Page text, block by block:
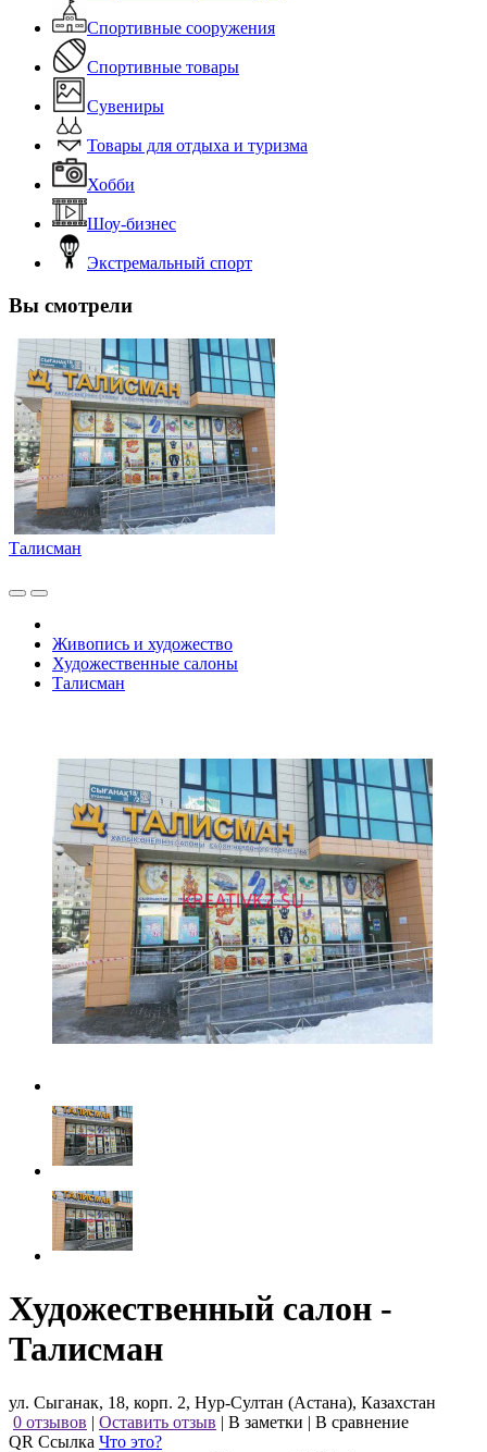
Спортивные сооружения
Спортивные товары
Сувениры
Товары для отдыха и туризма
Хобби
Шоу-бизнес
Экстремальный спорт
Вы смотрели
Талисман
Живопись и художество
Художественные салоны
Талисман
Художественный салон -
Талисман
ул. Сыганак, 18, корп. 2, Нур-Султан (Астана), Казахстан
0 отзывов | Оставить отзыв | В заметки | В сравнение
QR Ссылка Что это?